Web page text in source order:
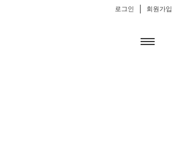
로그인 회원가입